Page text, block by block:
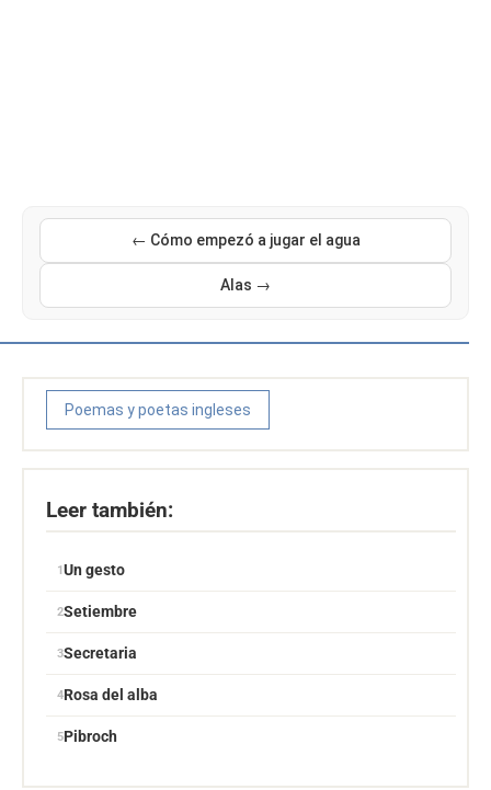
← Cómo empezó a jugar el agua
Alas →
Poemas y poetas ingleses
Leer también:
Un gesto
Setiembre
Secretaria
Rosa del alba
Pibroch